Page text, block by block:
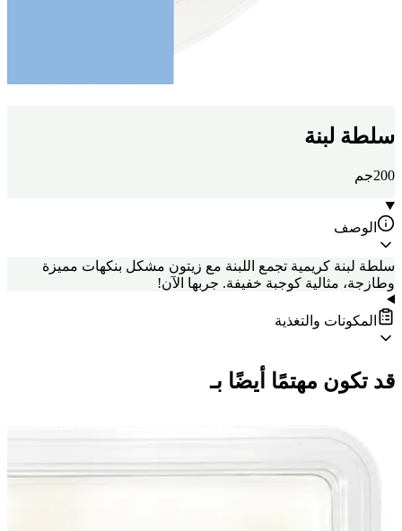
سلطة لبنة
200جم
الوصف
سلطة لبنة كريمية تجمع اللبنة مع زيتون مشكل بنكهات مميزة
وطازجة، مثالية كوجبة خفيفة. جربها الآن!
المكونات والتغذية
قد تكون مهتمًا أيضًا بـ